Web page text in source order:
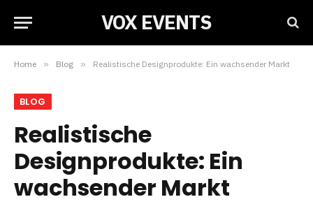
VOX EVENTS
Home » Blog » Realistische Designprodukte: Ein wachsender Markt
BLOG
Realistische
Designprodukte: Ein
wachsender Markt